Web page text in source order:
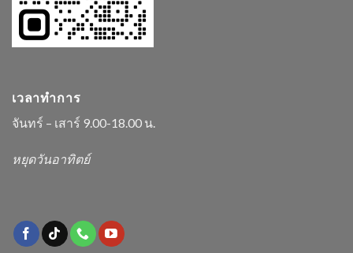
เวลาทำการ
จันทร์ – เสาร์ 9.00-18.00 น.
หยุดวันอาทิตย์